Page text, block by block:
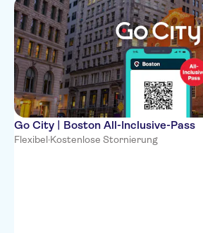
Go City | Boston All-Inclusive-Pass
Flexibel·Kostenlose Stornierung